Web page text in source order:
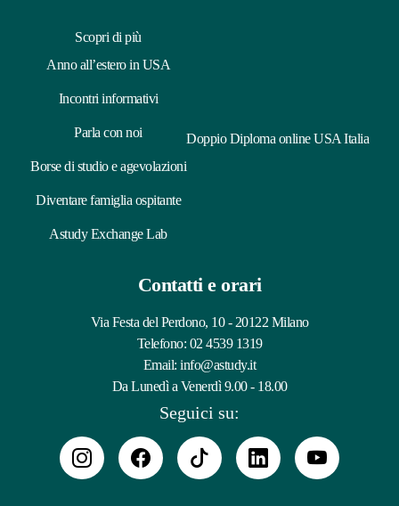
Scopri di più
Anno all’estero in USA
Incontri informativi
Parla con noi
Borse di studio e agevolazioni
Diventare famiglia ospitante
Astudy Exchange Lab
Doppio Diploma online USA Italia
Contatti e orari
Via Festa del Perdono, 10 - 20122 Milano
Telefono: 02 4539 1319
Email:info@astudy.it
Da Lunedì a Venerdì 9.00 - 18.00
Seguici su: